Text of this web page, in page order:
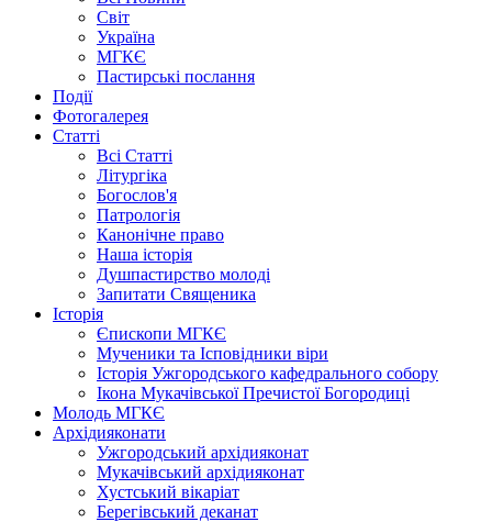
Світ
Україна
МГКЄ
Пастирські послання
Події
Фотогалерея
Статті
Всі Статті
Літургіка
Богослов'я
Патрологія
Канонічне право
Наша історія
Душпастирство молоді
Запитати Священика
Історія
Єпископи МГКЄ
Мученики та Ісповідники віри
Історія Ужгородського кафедрального собору
Ікона Мукачівської Пречистої Богородиці
Молодь МГКЄ
Архідияконати
Ужгородський архідияконат
Мукачівський архідияконат
Хустський вікаріат
Берегівський деканат